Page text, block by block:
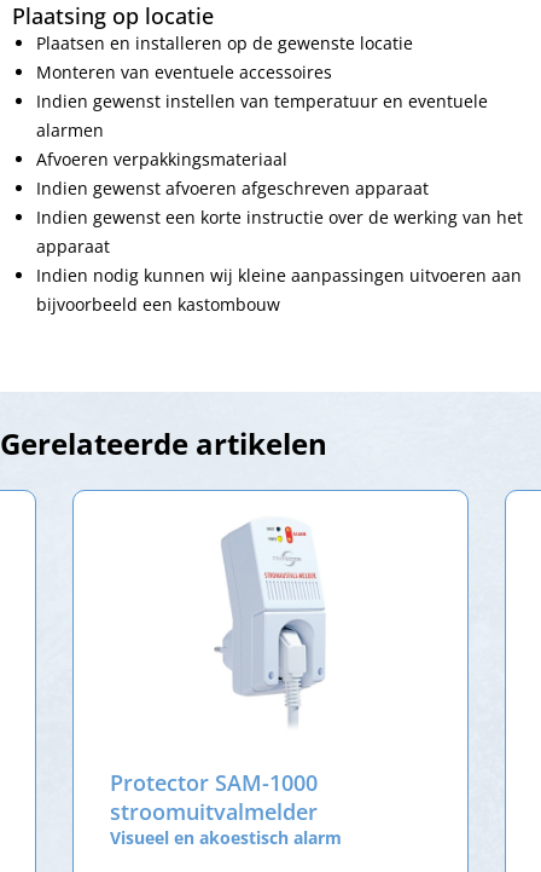
Plaatsing op locatie
Plaatsen en installeren op de gewenste locatie
Monteren van eventuele accessoires
Indien gewenst instellen van temperatuur en eventuele
alarmen
Afvoeren verpakkingsmateriaal
Indien gewenst afvoeren afgeschreven apparaat
Indien gewenst een korte instructie over de werking van het
apparaat
Indien nodig kunnen wij kleine aanpassingen uitvoeren aan
bijvoorbeeld een kastombouw
Gerelateerde artikelen
Protector SAM-1000
stroomuitvalmelder
Visueel en akoestisch alarm